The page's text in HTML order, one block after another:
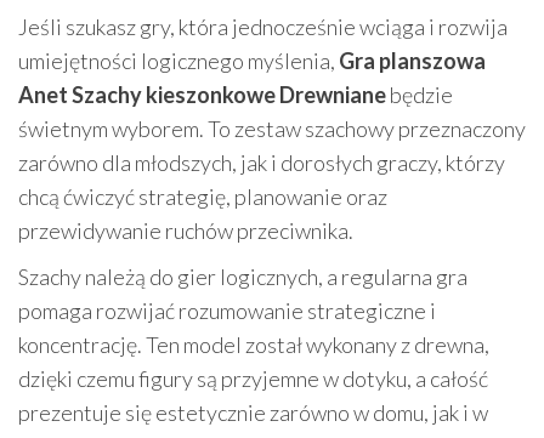
Jeśli szukasz gry, która jednocześnie wciąga i rozwija
umiejętności logicznego myślenia, Gra planszowa
Anet Szachy kieszonkowe Drewnianebędzie
świetnym wyborem. To zestaw szachowy przeznaczony
zarówno dla młodszych, jak i dorosłych graczy, którzy
chcą ćwiczyć strategię, planowanie oraz
przewidywanie ruchów przeciwnika.
Szachy należą do gier logicznych, a regularna gra
pomaga rozwijać rozumowanie strategiczne i
koncentrację. Ten model został wykonany z drewna,
dzięki czemu figury są przyjemne w dotyku, a całość
prezentuje się estetycznie zarówno w domu, jak i w